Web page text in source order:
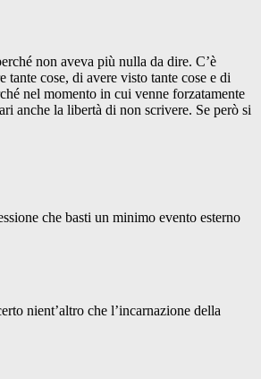
non aveva più nulla da dire. C’è
tante cose, di avere visto tante cose e di
nel momento in cui venne forzatamente
anche la libertà di non scrivere. Se però si
che basti un minimo evento esterno
nient’altro che l’incarnazione della